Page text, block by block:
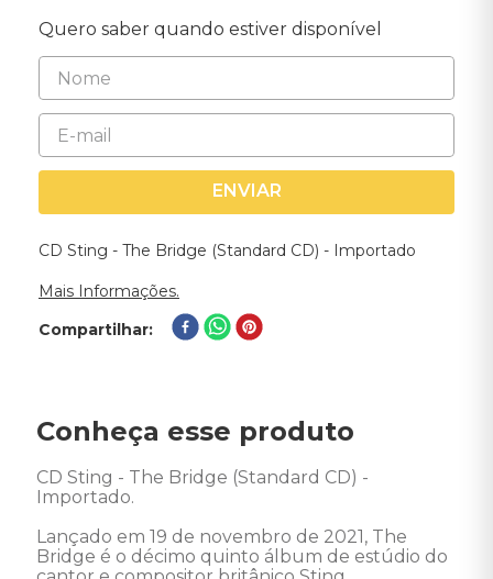
Quero saber quando estiver disponível
ENVIAR
CD Sting - The Bridge (Standard CD) - Importado
Mais Informações.
Compartilhar
Conheça esse produto
CD Sting - The Bridge (Standard CD) -
Importado.
Lançado em 19 de novembro de 2021, The
Bridge é o décimo quinto álbum de estúdio do